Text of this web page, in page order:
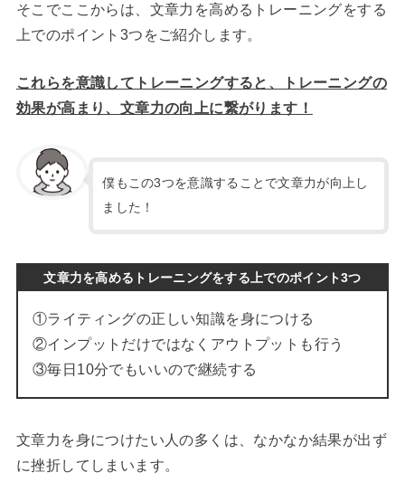
そこでここからは、文章力を高めるトレーニングをする
上でのポイント3つをご紹介します。
これらを意識してトレーニングすると、トレーニングの
効果が高まり、文章力の向上に繋がります！
僕もこの3つを意識することで文章力が向上し
ました！
文章力を高めるトレーニングをする上でのポイント3つ
①ライティングの正しい知識を身につける
②インプットだけではなくアウトプットも行う
③毎日10分でもいいので継続する
文章力を身につけたい人の多くは、なかなか結果が出ず
に挫折してしまいます。